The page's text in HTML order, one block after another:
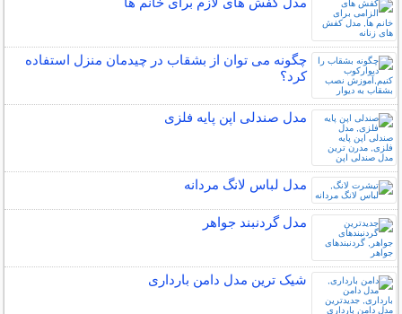
چگونه می توان از بشقاب در چیدمان منزل استفاده
کرد؟
مدل صندلی اپن پایه فلزی
مدل لباس لانگ مردانه
مدل گردنبند جواهر
شیک ترین مدل دامن بارداری